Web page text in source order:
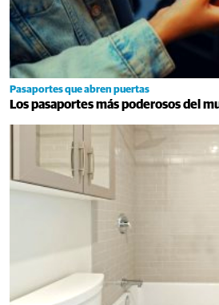
Pasaportes que abren puertas
Los pasaportes más poderosos del